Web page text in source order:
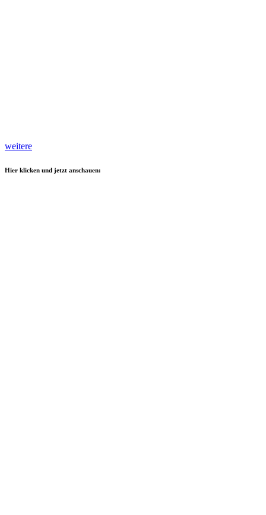
weitere
Hier klicken und jetzt anschauen: